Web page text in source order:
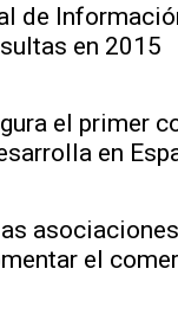
de
en 2015
el primer
en
el